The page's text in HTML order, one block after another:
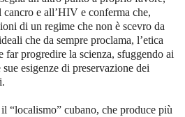
e all’HIV e conferma che,
di un regime che non è scevro da
che da sempre proclama, l’etica
far progredire la scienza, sfuggendo ai
esigenze di preservazione dei
“localismo” cubano, che produce più